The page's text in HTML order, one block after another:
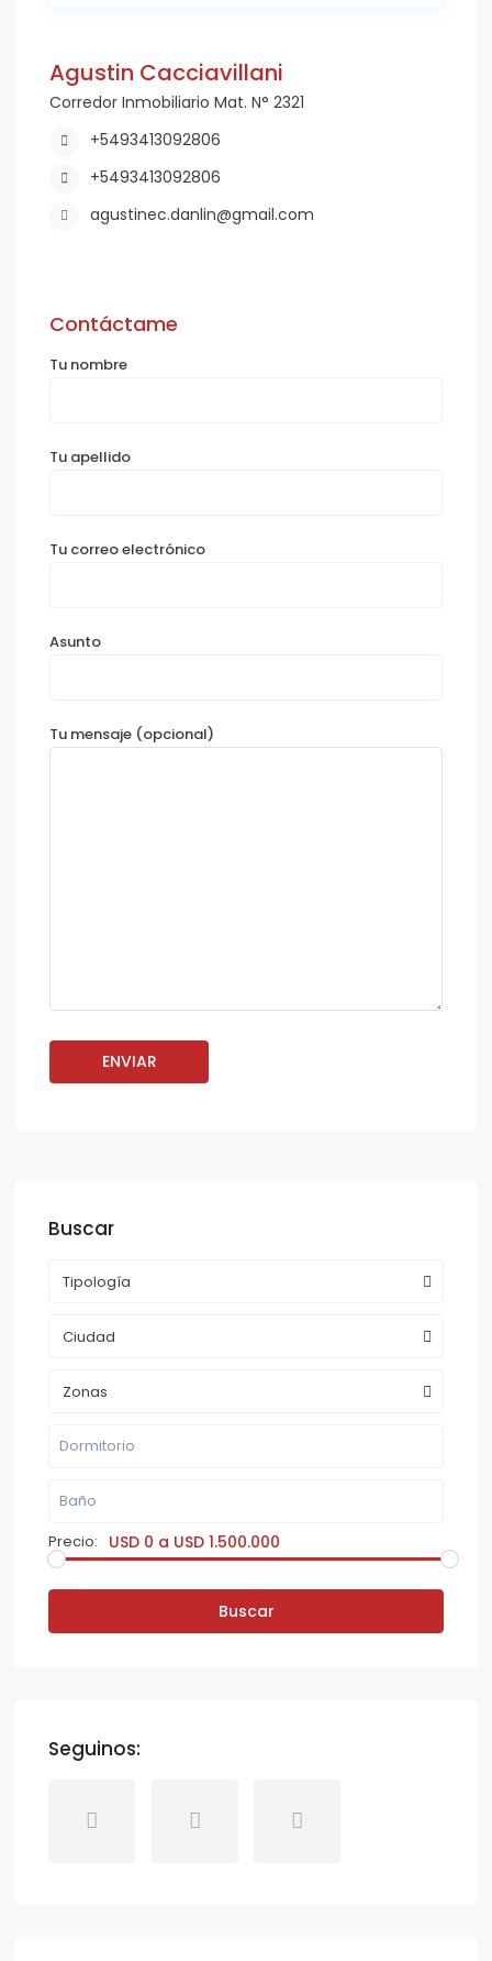
Agustin Cacciavillani
Corredor Inmobiliario Mat. N° 2321
+5493413092806
+5493413092806
agustinec.danlin@gmail.com
Contáctame
Tu nombre
Tu apellido
Tu correo electrónico
Asunto
Tu mensaje (opcional)
Buscar
Tipología
Ciudad
Zonas
Precio: USD 0 a USD 1.500.000
Buscar
Seguinos: